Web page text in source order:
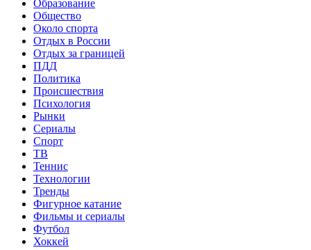
Образование
Общество
Около спорта
Отдых в России
Отдых за границей
ПДД
Политика
Происшествия
Психология
Рынки
Сериалы
Спорт
ТВ
Теннис
Технологии
Тренды
Фигурное катание
Фильмы и сериалы
Футбол
Хоккей